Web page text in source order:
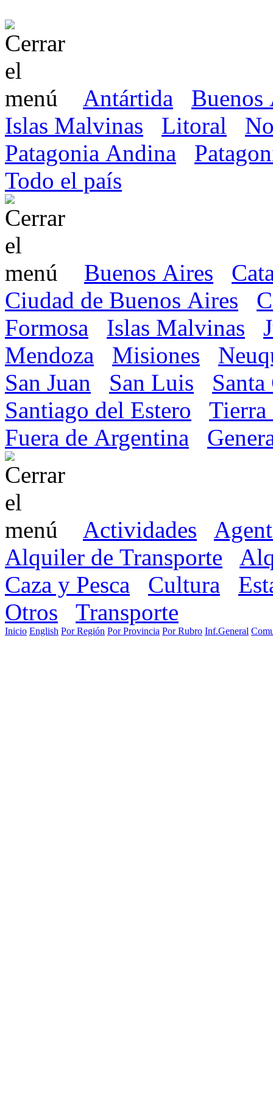
Antártida
Buenos
Islas Malvinas
Litoral
Patagonia Andina
Todo el país
Buenos Aires
Ciudad de Buenos Aires
Formosa
Islas Malvinas
Mendoza
Misiones
San Juan
San Luis
Santiago del Estero
Tierra
Fuera de Argentina
Actividades
Alquiler de Transporte
Caza y Pesca
Cultura
Otros
Transporte
Inicio English Por Región Por Provincia Por Rubro Inf.General